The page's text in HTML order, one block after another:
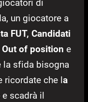
di
un giocatore a
FUT, Candidati
of position e
la sfida bisogna
ricordate che la
e scadrà il